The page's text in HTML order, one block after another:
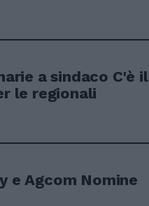
a sindaco C'è il
le regionali
e Agcom Nomine